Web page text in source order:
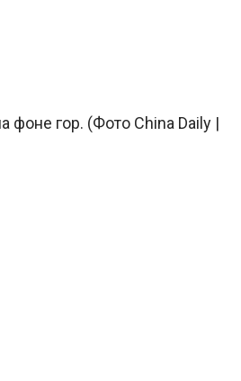
фоне гор. (Фото China Daily |